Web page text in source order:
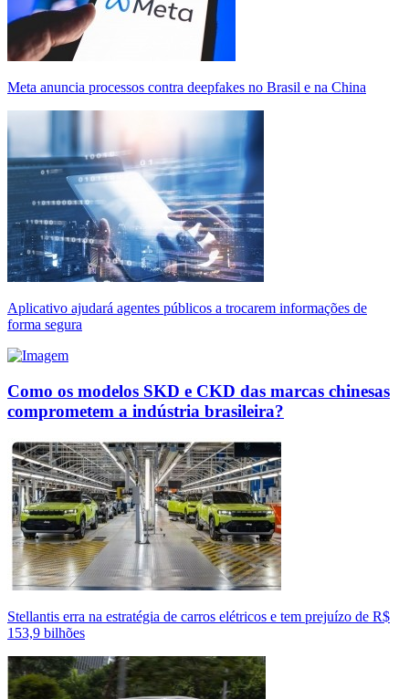
Meta anuncia processos contra deepfakes no Brasil e na China
Aplicativo ajudará agentes públicos a trocarem informações de
forma segura
Como os modelos SKD e CKD das marcas chinesas
comprometem a indústria brasileira?
Stellantis erra na estratégia de carros elétricos e tem prejuízo de R$
153,9 bilhões